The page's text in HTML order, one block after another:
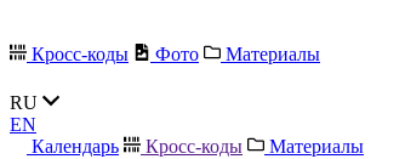
Кросс-коды Фото Материалы
RU
EN
Календарь
Кросс-коды Материалы